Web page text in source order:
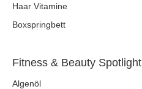
Haar Vitamine
Boxspringbett
Fitness & Beauty Spotlight
Algenöl